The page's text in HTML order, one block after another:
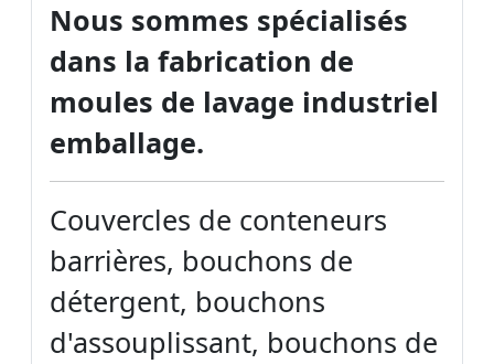
Nous sommes spécialisés
dans la fabrication de
moules de lavage industriel
emballage.
Couvercles de conteneurs
barrières, bouchons de
détergent, bouchons
d'assouplissant, bouchons de